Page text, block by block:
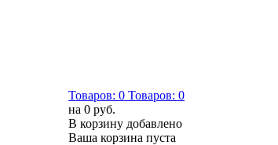
Товаров: 0 Товаров: 0
на 0 руб.
В корзину добавлено
Ваша корзина пуста